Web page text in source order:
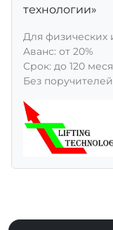
технологии»
Для физических
Aванс: от 20%
Срок: до 120
Без